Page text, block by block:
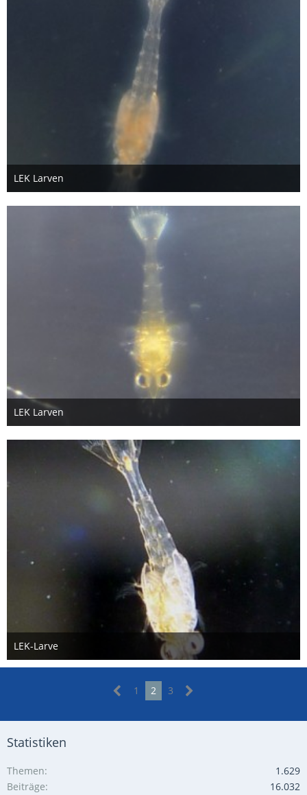
LEK Larven
26. Oktober 2012
LEK Larven
26. Oktober 2012
LEK-Larve
25. Oktober 2012
1 2 3
Statistiken
Themen
1.629
Beiträge
16.032